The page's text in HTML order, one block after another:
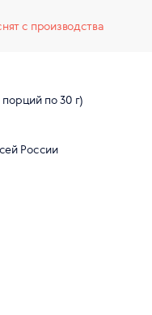
с производства
порций по 30 г)
России